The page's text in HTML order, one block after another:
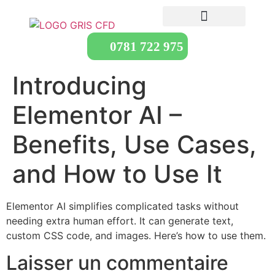
0781 722 975
Introducing
Elementor AI –
Benefits, Use Cases,
and How to Use It
Elementor AI simplifies complicated tasks without
needing extra human effort. It can generate text,
custom CSS code, and images. Here’s how to use them.
Laisser un commentaire